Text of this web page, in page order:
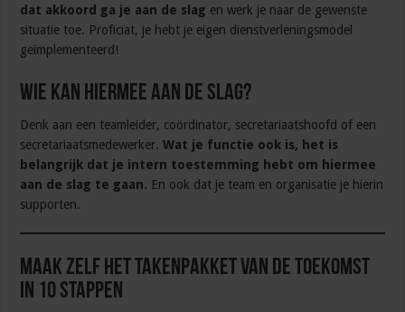
dat akkoord ga je aan de slag en werk je naar de gewenste
situatie toe. Proficiat, je hebt je eigen dienstverleningsmodel
geïmplementeerd!
Wie kan hiermee aan de slag?
Denk aan een teamleider, coördinator, secretariaatshoofd of een
secretariaatsmedewerker.Wat je functie ook is, het is
belangrijk dat je intern toestemming hebt om hiermee
aan de slag te gaan. En ook dat je team en organisatie je hierin
supporten.
Maak zelf het takenpakket van de toekomst
in 10 stappen